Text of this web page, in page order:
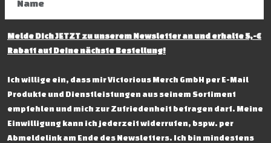
Melde Dich JETZT zu unserem Newsletter an und erhalte 5,-€
Rabatt auf Deine nächste Bestellung!
Ich willige ein, dass mir Victorious Merch GmbH per E-Mail
Produkte und Dienstleistungen aus seinem Sortiment
empfehlen und mich zur Zufriedenheit befragen darf. Meine
Einwilligung kann ich jederzeit widerrufen, bspw. per
Abmeldelink am Ende des Newsletters. Ich bin mindestens